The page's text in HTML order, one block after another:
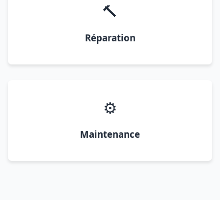
🔨
Réparation
⚙️
Maintenance